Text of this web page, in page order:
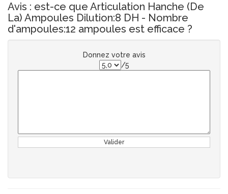
Avis : est-ce que Articulation Hanche (De
La) Ampoules Dilution:8 DH - Nombre
d'ampoules:12 ampoules est efficace ?
Donnez votre avis
/5
Valider